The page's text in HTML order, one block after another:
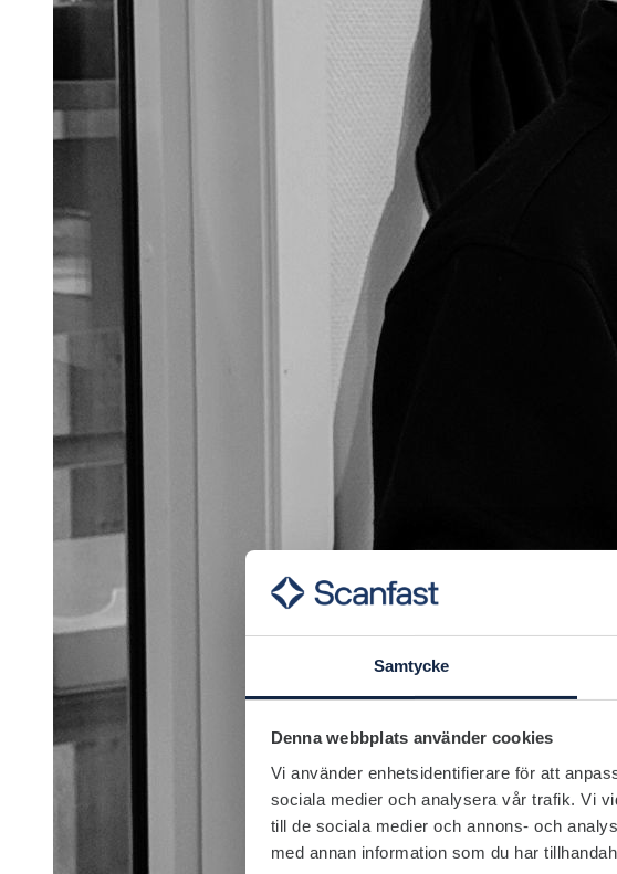
Samtycke
Denna webbplats använder cookies
Vi använder enhetsidentifierare för att
sociala medier och analysera vår trafik. Vi
till de sociala medier och annons- och
med annan information som du har